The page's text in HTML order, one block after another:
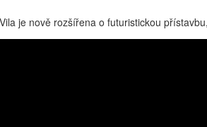
je nově rozšířena o futuristickou